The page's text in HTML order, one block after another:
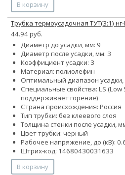
В корзину
Трубка термоусадочная ТУТ(3:1)
44.94 руб.
Диаметр до усадки, мм: 9
Диаметр после усадки, мм: 3
Коэффициент усадки: 3
Материал: полиолефин
Оптимальный диапазон усадки,
Специальные свойства: LS (Low
поддерживает горение)
Страна происхождения: Россия
Тип трубки: без клеевого слоя
Толщина стенки после усадки,
Цвет трубки: черный
Рабочее напряжение, до (кВ):
Штрих-код: 14680430031633
В корзину